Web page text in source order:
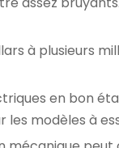
à plusieurs
en bon
les modèles à